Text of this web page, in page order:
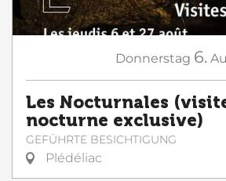
Donnerstag 6.
Les Nocturnales
nocturne exclusive)
GEFÜHRTE BESICHTIGUNG
Plédéliac